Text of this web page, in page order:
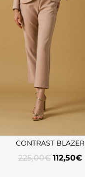
CONTRAST BLAZER
225,00€ 112,50€